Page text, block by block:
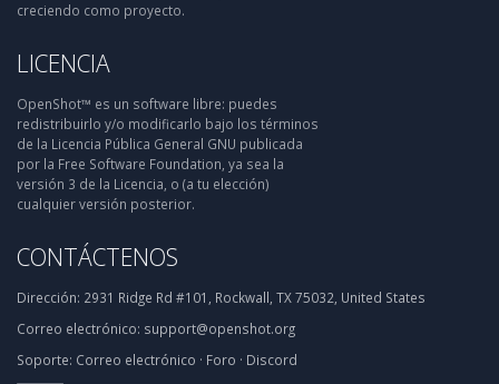
creciendo como proyecto.
LICENCIA
OpenShot™ es un software libre: puedes
redistribuirlo y/o modificarlo bajo los términos
de la Licencia Pública General GNU publicada
por la Free Software Foundation, ya sea la
versión 3 de la Licencia, o (a tu elección)
cualquier versión posterior.
CONTÁCTENOS
Dirección: 2931 Ridge Rd #101, Rockwall, TX 75032, United States
Correo electrónico: support@openshot.org
Soporte: Correo electrónico · Foro · Discord